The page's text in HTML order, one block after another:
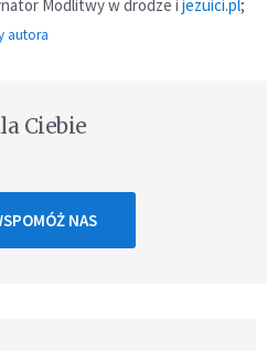
Modlitwy w drodze i jezuici.pl;
autora
Ciebie
NAS